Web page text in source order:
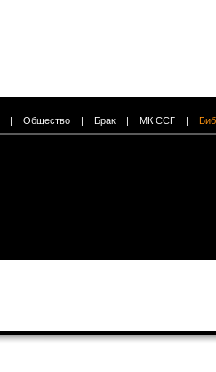
| Общество | Брак | МК ССГ |